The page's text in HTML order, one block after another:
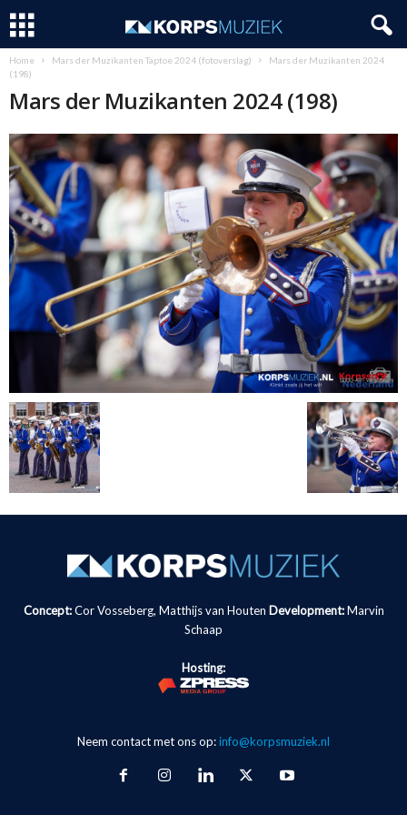
Home Mars der Muzikanten Taptoe 2024 (fotoverslag)
Mars der Muzikanten 2024
(198)
Mars der Muzikanten 2024 (198)
Concept:Cor Vosseberg, Matthijs van Houten Development: Marvin
Schaap
Hosting:
Neem contact met ons op:info@korpsmuziek.nl